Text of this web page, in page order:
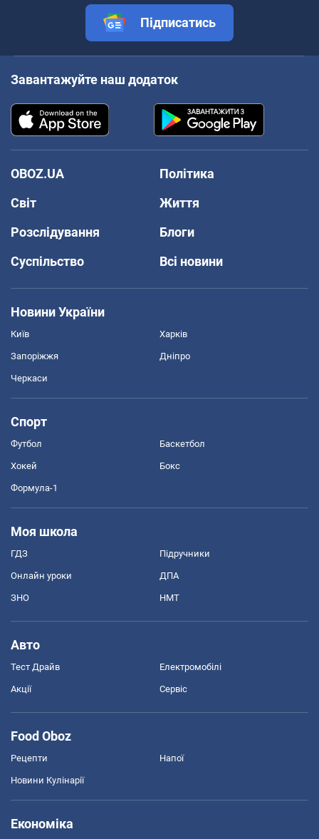
Підписатись
Завантажуйте наш додаток
OBOZ.UA
Політика
Світ
Життя
Розслідування
Блоги
Суспільство
Всі новини
Новини України
Київ Харків
Запоріжжя Дніпро
Черкаси
Спорт
Футбол Баскетбол
Хокей Бокс
Формула-1
Моя школа
ГДЗ Підручники
Онлайн уроки ДПА
ЗНО НМТ
Авто
Тест Драйв Електромобілі
Акції Сервіс
Food Oboz
Рецепти Напої
Новини Кулінарії
Економіка